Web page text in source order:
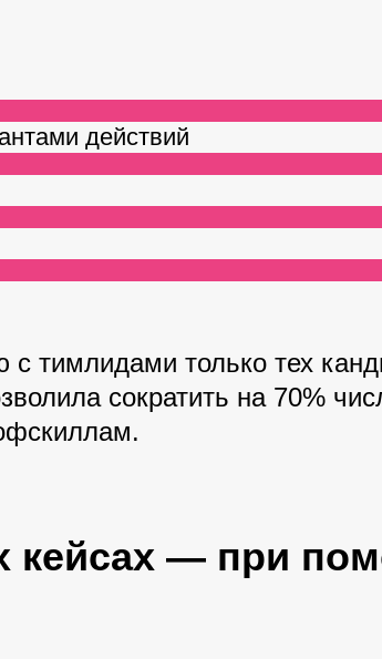
действий
тимлидами только тех
сократить на 70%
кейсах — при